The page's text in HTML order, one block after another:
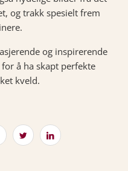
og trakk spesielt frem
og inspirerende
å ha skapt perfekte
kveld.